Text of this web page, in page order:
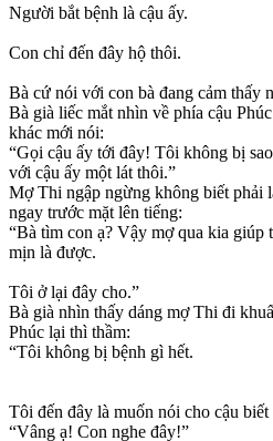
Người bắt bệnh là cậu ấy.
Con chỉ đến đây hộ thôi.
Bà cứ nói với con bà đang cảm thấy
Bà già liếc mắt nhìn về phía cậu
khác mới nói:
“Gọi cậu ấy tới đây! Tôi không bị
với cậu ấy một lát thôi.”
Mợ Thi ngập ngừng không biết phải
ngay trước mặt lên tiếng:
“Bà tìm con ạ? Vậy mợ qua kia giúp
mịn là được.
Tôi ở lại đây cho.”
Bà già nhìn thấy dáng mợ Thi đi
Phúc lại thì thầm:
“Tôi không bị bệnh gì hết.
Tôi đến đây là muốn nói cho cậu
“Vâng ạ! Con nghe đây!”